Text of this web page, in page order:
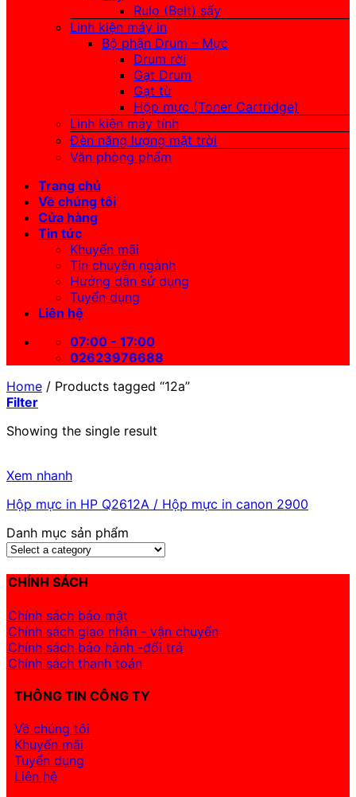
Rulo (Belt) sấy
Linh kiện máy in
Bộ phận Drum – Mực
Drum rời
Gạt Drum
Gạt từ
Hộp mực (Toner Cartridge)
Linh kiện máy tính
Đèn năng lượng mặt trời
Văn phòng phẩm
Trang chủ
Về chúng tôi
Cửa hàng
Tin tức
Khuyến mãi
Tin chuyên ngành
Hướng dẫn sử dụng
Tuyển dụng
Liên hệ
07:00 - 17:00
02623976688
Home / Products tagged “12a”
Filter
Showing the single result
Xem nhanh
Hộp mực in HP Q2612A / Hộp mực in canon 2900
Danh mục sản phẩm
CHÍNH SÁCH
Chính sách bảo mật
Chính sách giao nhận - vận chuyển
Chính sách bảo hành -đổi trả
Chính sách thanh toán
THÔNG TIN CÔNG TY
Về chúng tôi
Khuyến mãi
Tuyển dụng
Liên hệ